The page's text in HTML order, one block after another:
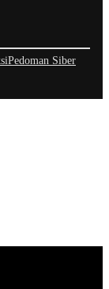
Pedoman Siber